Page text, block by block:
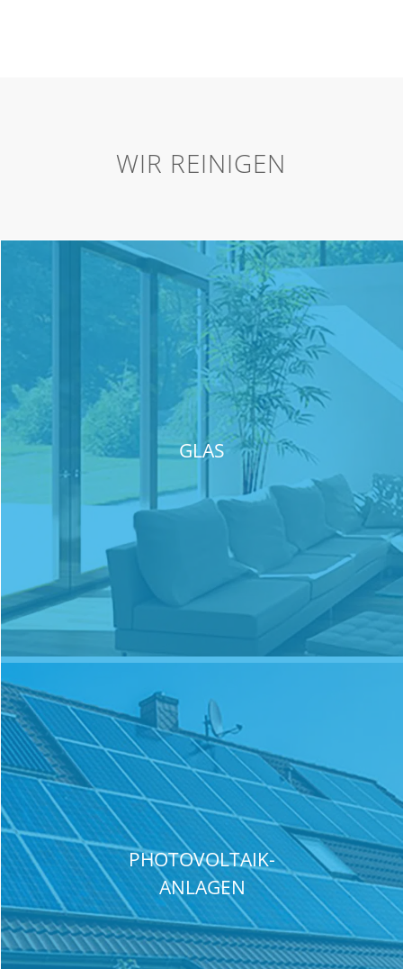
WIR REINIGEN
GLAS
PHOTOVOLTAIK-
ANLAGEN